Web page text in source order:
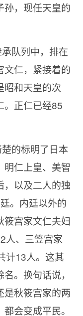
孙，现任天皇的
队列中，排在
文仁，紧接着的
昭和天皇的次
。正仁已经85
的标明了日本
明仁上皇、美智
，以及二人的独
。内廷以外的
筱宫家文仁夫妇
人、三笠宫家
计13人。这其
。换句话说，
是秋筱宫家的两
会变成平民。